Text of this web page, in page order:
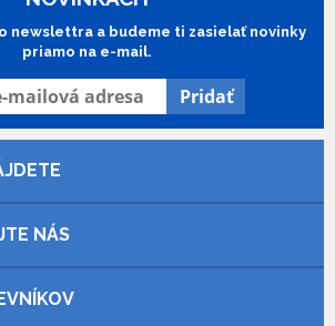
newslettra a budeme ti zasielať novinky
priamo na e-mail.
NÁS